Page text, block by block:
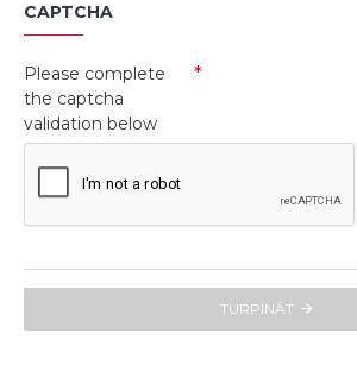
CAPTCHA
Please complete
the captcha
validation below
TURPINĀT